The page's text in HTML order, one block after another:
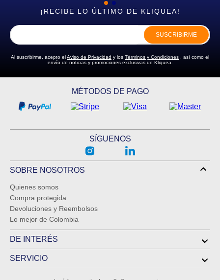
¡RECIBE LO ÚLTIMO DE KLIQUEA!
SUSCRIBIRME
Al suscribirme, acepto elAviso de Privacidad y los Términos y Condiciones , así como el
envío de noticias y promociones exclusivas de Kliquea.
MÉTODOS DE PAGO
SÍGUENOS
SOBRE NOSOTROS
Quienes somos
Compra protegida
Devoluciones y Reembolsos
Lo mejor de Colombia
DE INTERÉS
SERVICIO